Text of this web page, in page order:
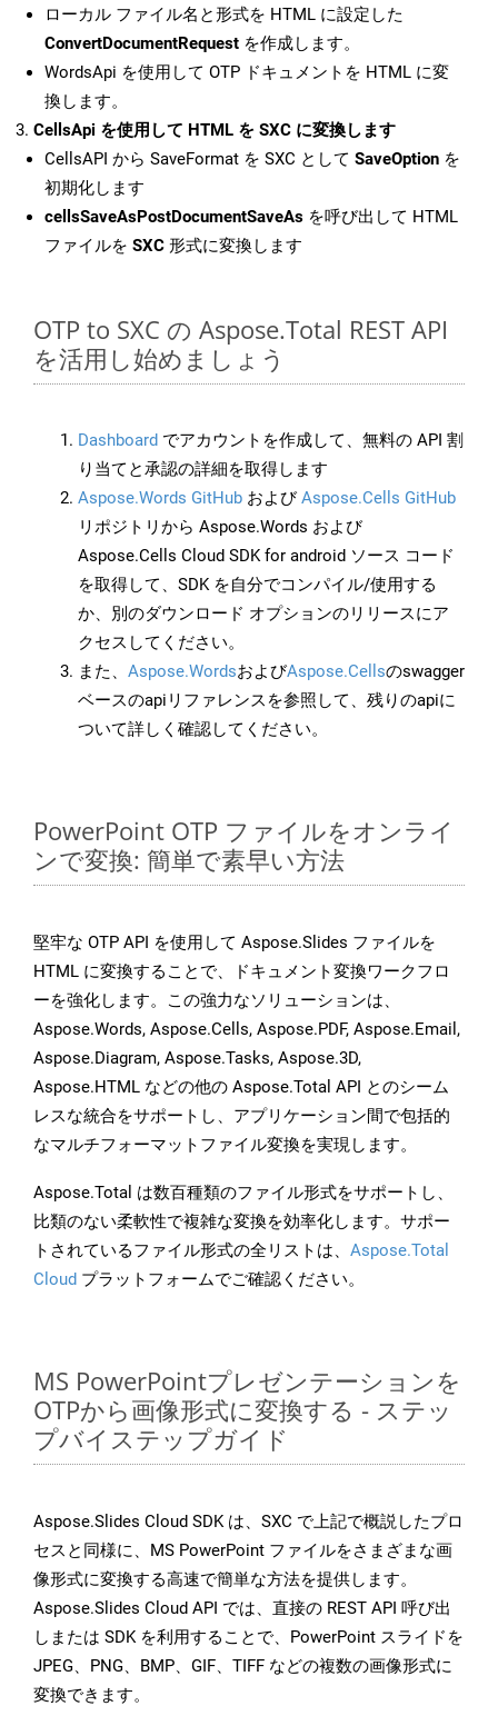
ローカル ファイル名と形式を HTML に設定した
ConvertDocumentRequest を作成します。
WordsApi を使用して OTP ドキュメントを HTML に変
換します。
CellsApi を使用して HTML を SXC に変換します
CellsAPI から SaveFormat を SXC として SaveOption を
初期化します
cellsSaveAsPostDocumentSaveAs を呼び出して HTML
ファイルを SXC 形式に変換します
OTP to SXC の Aspose.Total REST API
を活用し始めましょう
Dashboard でアカウントを作成して、無料の API 割
り当てと承認の詳細を取得します
Aspose.Words GitHub およびAspose.Cells GitHub
リポジトリから Aspose.Words および
Aspose.Cells Cloud SDK for android ソース コード
を取得して、SDK を自分でコンパイル/使用する
か、別のダウンロード オプションのリリースにア
クセスしてください。
また、 Aspose.WordsおよびAspose.Cellsのswagger
ベースのapiリファレンスを参照して、残りのapiに
ついて詳しく確認してください。
PowerPoint OTP ファイルをオンライ
ンで変換: 簡単で素早い方法
堅牢な OTP API を使用して Aspose.Slides ファイルを
HTML に変換することで、ドキュメント変換ワークフロ
ーを強化します。この強力なソリューションは、
Aspose.Words, Aspose.Cells, Aspose.PDF, Aspose.Email,
Aspose.Diagram, Aspose.Tasks, Aspose.3D,
Aspose.HTML などの他の Aspose.Total API とのシーム
レスな統合をサポートし、アプリケーション間で包括的
なマルチフォーマットファイル変換を実現します。
Aspose.Total は数百種類のファイル形式をサポートし、
比類のない柔軟性で複雑な変換を効率化します。サポー
トされているファイル形式の全リストは、 Aspose.Total
Cloud プラットフォームでご確認ください。
MS PowerPointプレゼンテーションを
OTPから画像形式に変換する - ステッ
プバイステップガイド
Aspose.Slides Cloud SDK は、SXC で上記で概説したプロ
セスと同様に、MS PowerPoint ファイルをさまざまな画
像形式に変換する高速で簡単な方法を提供します。
Aspose.Slides Cloud API では、直接の REST API 呼び出
しまたは SDK を利用することで、PowerPoint スライドを
JPEG、PNG、BMP、GIF、TIFF などの複数の画像形式に
変換できます。